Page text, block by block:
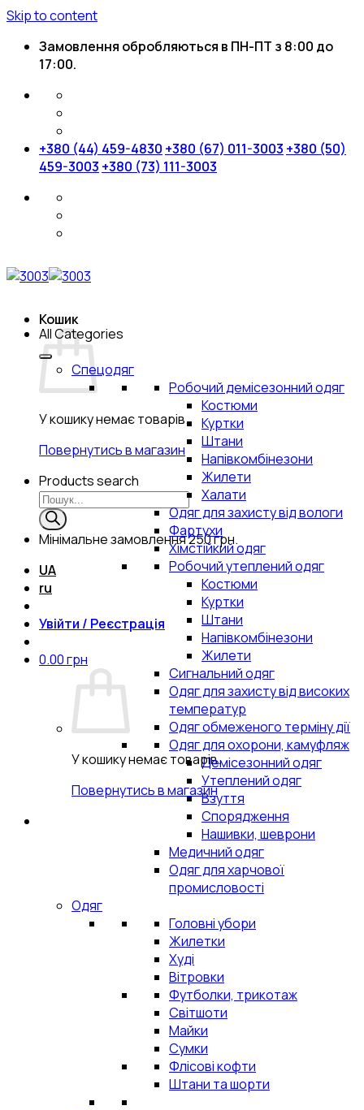
Skip to content
Замовлення обробляються в ПН-ПТ з 8:00 до
17:00.
+380 (44) 459-4830 +380 (67) 011-3003 +380 (50)
459-3003 +380 (73) 111-3003
Кошик
У кошику немає товарів.
Повернутись в магазин
Products search
Мінімальне замовлення250 грн.
UA
ru
Увійти / Реєстрація
0.00грн
У кошику немає товарів.
Повернутись в магазин
All Categories
Спецодяг
Робочий демісезонний одяг
Костюми
Куртки
Штани
Напівкомбінезони
Жилети
Халати
Одяг для захисту від вологи
Фартухи
Хімстійкий одяг
Робочий утеплений одяг
Костюми
Куртки
Штани
Напівкомбінезони
Жилети
Сигнальний одяг
Одяг для захисту від високих
температур
Одяг обмеженого терміну дії
Одяг для охорони, камуфляж
Демісезонний одяг
Утеплений одяг
Взуття
Спорядження
Нашивки, шеврони
Медичний одяг
Одяг для харчової
промисловості
Одяг
Головні убори
Жилетки
Худі
Вітровки
Футболки, трикотаж
Світшоти
Майки
Сумки
Флісові кофти
Штани та шорти